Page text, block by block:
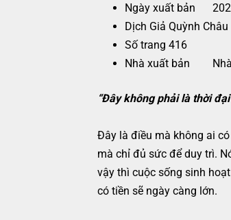
Ngày xuất bản
Dịch Giả Quỳnh Châu
Số trang 416
Nhà xuất bản
“Đây không phải là thời
Đây là điều mà không ai
mà chỉ đủ sức để duy trì.
vậy thì cuộc sống sinh
có tiền sẽ ngày càng lớn.